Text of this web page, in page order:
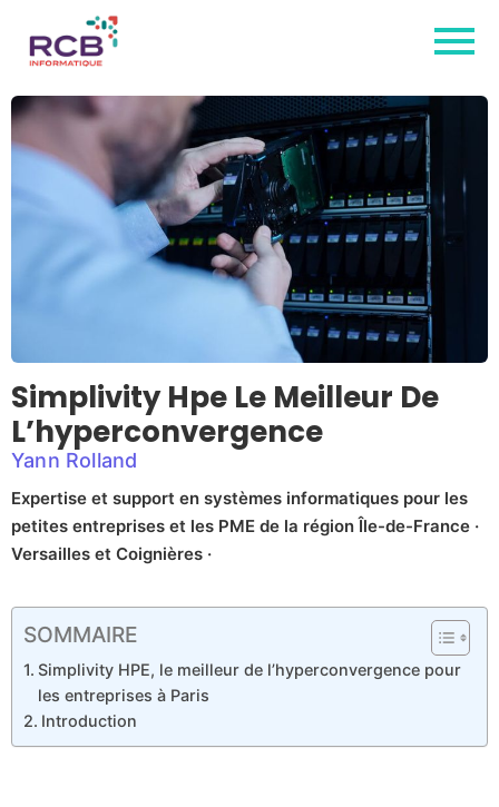
Simplivity Hpe Le Meilleur De
L’hyperconvergence
Yann Rolland
Expertise et support en systèmes informatiques pour les
petites entreprises et les PME de la région Île-de-France ·
Versailles et Coignières ·
SOMMAIRE
Simplivity HPE, le meilleur de l’hyperconvergence pour
les entreprises à Paris
Introduction